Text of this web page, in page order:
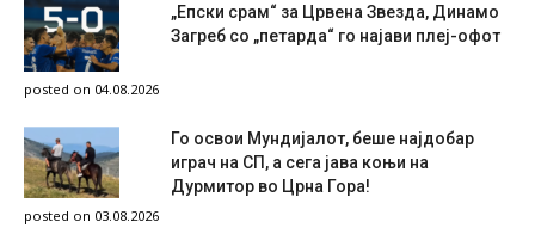
„Епски срам“ за Црвена Звезда, Динамо
Загреб со „петарда“ го најави плеј-офот
posted on 04.08.2026
Го освои Мундијалот, беше најдобар
играч на СП, а сега јава коњи на
Дурмитор во Црна Гора!
posted on 03.08.2026